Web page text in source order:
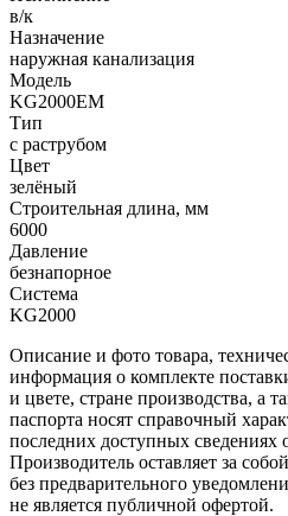
в/к
Назначение
наружная канализация
Модель
KG2000EM
Тип
с раструбом
Цвет
зелёный
Строительная длина, мм
6000
Давление
безнапорное
Система
KG2000
Описание и фото товара,
информация о комплекте
и цвете, стране производства, а
паспорта носят справочный
последних доступных сведениях
Производитель оставляет за
без предварительного
не является публичной офертой.